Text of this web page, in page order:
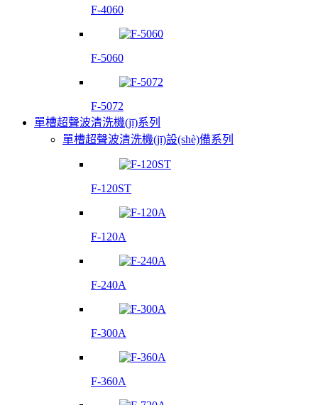
F-4060
F-5060
F-5072
單槽超聲波清洗機(jī)系列
單槽超聲波清洗機(jī)設(shè)備系列
F-120ST
F-120A
F-240A
F-300A
F-360A